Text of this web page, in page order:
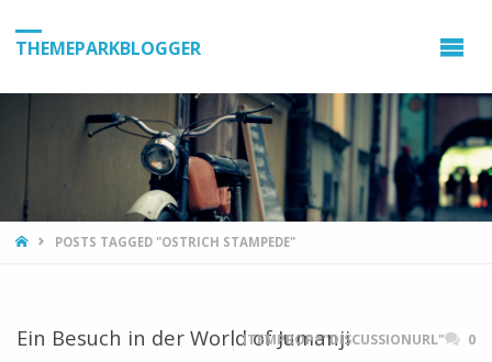
THEMEPARKBLOGGER
HOMEPOSTS TAGGED "OSTRICH STAMPEDE"
Ein Besuch in der World of Jumanji
ITEMPROP="DISCUSSIONURL" 0